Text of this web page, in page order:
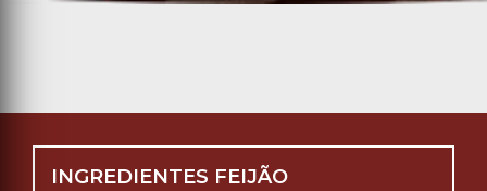
INGREDIENTES FEIJÃO